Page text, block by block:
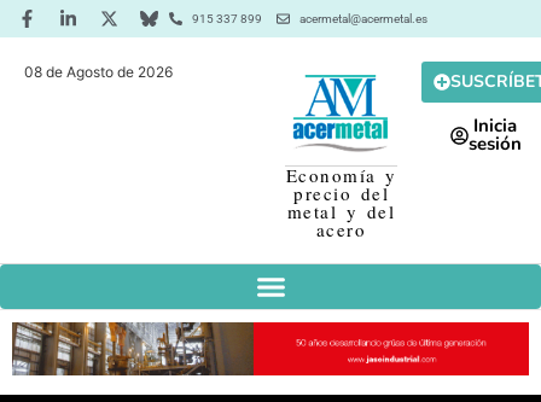
915 337 899 acermetal@acermetal.es
08 de Agosto de 2026
Economía y
precio del
metal y del
acero
Inicia
sesión